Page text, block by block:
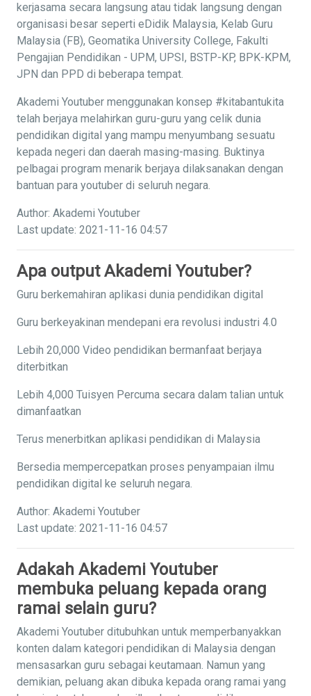
kerjasama secara langsung atau tidak langsung dengan
organisasi besar seperti eDidik Malaysia, Kelab Guru
Malaysia (FB), Geomatika University College, Fakulti
Pengajian Pendidikan - UPM, UPSI, BSTP-KP, BPK-KPM,
JPN dan PPD di beberapa tempat.
Akademi Youtuber menggunakan konsep #kitabantukita
telah berjaya melahirkan guru-guru yang celik dunia
pendidikan digital yang mampu menyumbang sesuatu
kepada negeri dan daerah masing-masing. Buktinya
pelbagai program menarik berjaya dilaksanakan dengan
bantuan para youtuber di seluruh negara.
Author: Akademi Youtuber
Last update: 2021-11-16 04:57
Apa output Akademi Youtuber?
Guru berkemahiran aplikasi dunia pendidikan digital
Guru berkeyakinan mendepani era revolusi industri 4.0
Lebih 20,000 Video pendidikan bermanfaat berjaya
diterbitkan
Lebih 4,000 Tuisyen Percuma secara dalam talian untuk
dimanfaatkan
Terus menerbitkan aplikasi pendidikan di Malaysia
Bersedia mempercepatkan proses penyampaian ilmu
pendidikan digital ke seluruh negara.
Author: Akademi Youtuber
Last update: 2021-11-16 04:57
Adakah Akademi Youtuber
membuka peluang kepada orang
ramai selain guru?
Akademi Youtuber ditubuhkan untuk memperbanyakkan
konten dalam kategori pendidikan di Malaysia dengan
mensasarkan guru sebagai keutamaan. Namun yang
demikian, peluang akan dibuka kepada orang ramai yang